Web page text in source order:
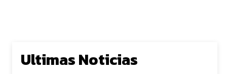
Ultimas Noticias